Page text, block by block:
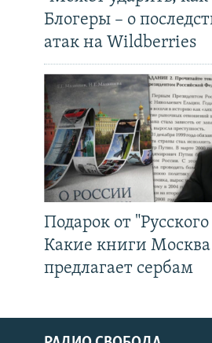
Блогеры – о
атак на Wildberries
Подарок от
Какие книги Москва
предлагает сербам